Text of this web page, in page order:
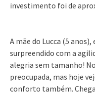
investimento foi de
A mãe do Lucca (5
surpreendido com a
alegria sem tamanho!
preocupada, mas hoje
conforto também.